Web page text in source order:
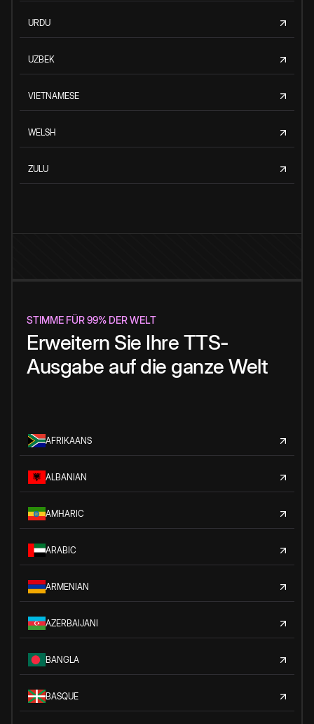
URDU
UZBEK
VIETNAMESE
WELSH
ZULU
STIMME FÜR 99% DER WELT
Erweitern Sie Ihre TTS-
Ausgabe auf die ganze Welt
AFRIKAANS
ALBANIAN
AMHARIC
ARABIC
ARMENIAN
AZERBAIJANI
BANGLA
BASQUE